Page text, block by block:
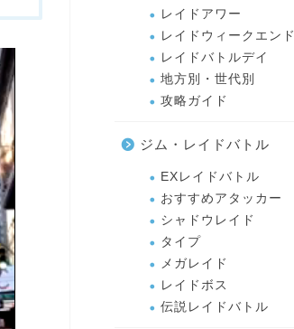
レイドアワー
レイドウィークエンド
レイドバトルデイ
地方別・世代別
攻略ガイド
ジム・レイドバトル
EXレイドバトル
おすすめアタッカー
シャドウレイド
タイプ
メガレイド
レイドボス
伝説レイドバトル